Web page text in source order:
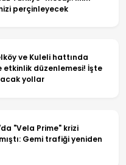
perçinleyecek
ve Kuleli hattında
etkinlik düzenlemesi! İşte
yollar
"Vela Prime" krizi
yeniden